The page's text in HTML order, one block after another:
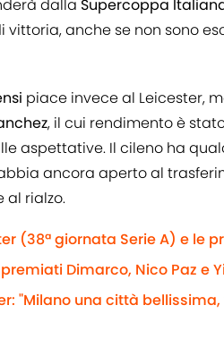
dalla Supercoppa
anche se non sono
piace invece al Leicester,
, il cui rendimento è
aspettative. Il cileno ha
ancora aperto al
al rialzo.
(38ª giornata Serie A) e le
Dimarco, Nico Paz e
"Milano una città